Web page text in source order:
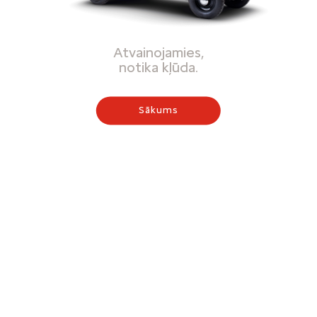
Atvainojamies,
notika kļūda.
Sākums